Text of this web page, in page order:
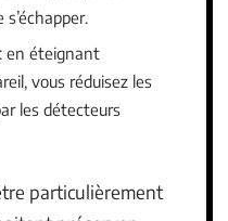
: en éteignant
vous réduisez les
les détecteurs
particulièrement